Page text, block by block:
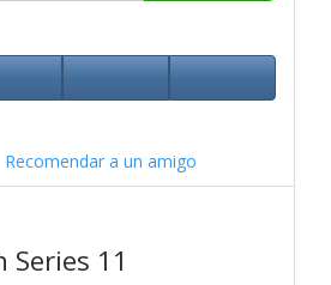
Recomendar a un amigo
11